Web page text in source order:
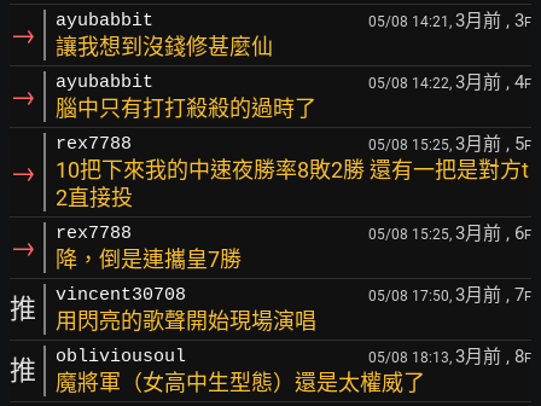
→ ayubabbit 05/08 14:21, 3月前 , 3F
讓我想到沒錢修甚麼仙
→ ayubabbit 05/08 14:22, 3月前 , 4F
腦中只有打打殺殺的過時了
→
rex7788 05/08 15:25, 3月前 , 5F
10把下來我的中速夜勝率8敗2勝 還有一把是對方t
2直接投
→ rex7788 05/08 15:25, 3月前 , 6F
降，倒是連攜皇7勝
推 vincent30708 05/08 17:50, 3月前 , 7F
用閃亮的歌聲開始現場演唱
推 obliviousoul 05/08 18:13, 3月前 , 8F
魔將軍（女高中生型態）還是太權威了